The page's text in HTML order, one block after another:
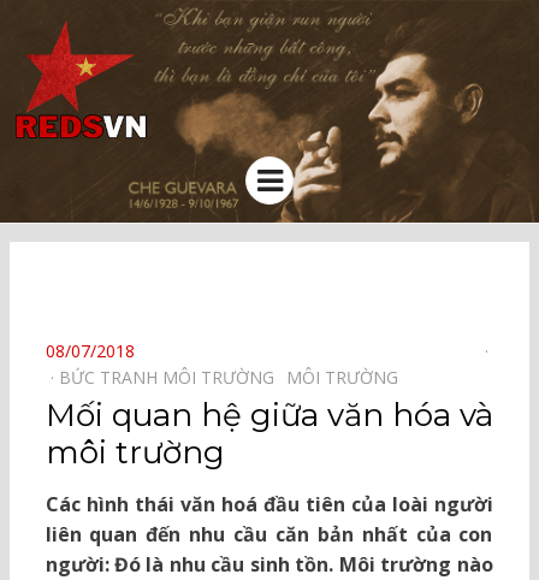
Kênh chia sẻ tri thức cộng đồng
Menu
POSTED
ON
08/07/2018
BỨC TRANH MÔI TRƯỜNG⠀
MÔI TRƯỜNG⠀
Mối quan hệ giữa văn hóa và
môi trường
Các hình thái văn hoá đầu tiên của loài người
liên quan đến nhu cầu căn bản nhất của con
người: Đó là nhu cầu sinh tồn. Môi trường nào